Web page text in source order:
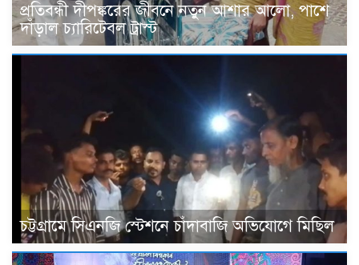
প্রতিবন্ধী দীপঙ্করের জীবনে নতুন আশার আলো, পাশে
দাঁড়াল চ্যারিটেবল ট্রাস্ট
চট্টগ্রামে সিএনজি স্টেশনে চাঁদাবাজি অভিযোগে মিছিল